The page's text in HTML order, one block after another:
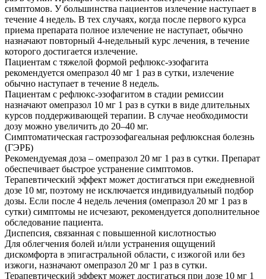
симптомов. У большинства пациентов излечение наступает в
течение 4 недель. В тех случаях, когда после первого курса
приема препарата полное излечение не наступает, обычно
назначают повторный 4-недельный курс лечения, в течение
которого достигается излечение.
Пациентам с тяжелой формой рефлюкс-эзофагита
рекомендуется омепразол 40 мг 1 раз в сутки, излечение
обычно наступает в течение 8 недель.
Пациентам с рефлюкс-эзофагитом в стадии ремиссии
назначают омепразол 10 мг 1 раз в сутки в виде длительных
курсов поддерживающей терапии. В случае необходимости
дозу можно увеличить до 20–40 мг.
Симптоматическая гастроэзофагеальная рефлюксная болезнь
(ГЭРБ)
Рекомендуемая доза – омепразол 20 мг 1 раз в сутки. Препарат
обеспечивает быстрое устранение симптомов.
Терапевтический эффект может достигаться при ежедневной
дозе 10 мг, поэтому не исключается индивидуальный подбор
дозы. Если после 4 недель лечения (омепразол 20 мг 1 раз в
сутки) симптомы не исчезают, рекомендуется дополнительное
обследование пациента.
Диспепсия, связанная с повышенной кислотностью
Для облегчения болей и/или устранения ощущений
дискомфорта в эпигастральной области, с изжогой или без
изжоги, назначают омепразол 20 мг 1 раз в сутки.
Терапевтический эффект может достигаться при дозе 10 мг 1